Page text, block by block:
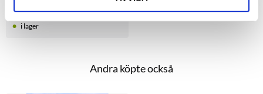
temperaturen i terrariet med
5–10 °C. För E27-fattning.
60w, 100w, 150w
Från
i lager
Andra köpte också